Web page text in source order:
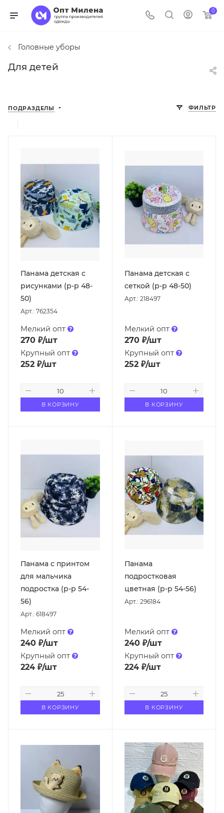
0
Головные уборы
Для детей
ПОДРАЗДЕЛЫ ФИЛЬТР
Панама детская с
рисунками (р-р 48-
50)
Арт.: 762354
Мелкий опт
270 ₽/шт
Крупный опт
252 ₽/шт
В КОРЗИНУ
Панама детская с
сеткой (р-р 48-50)
Арт.: 218497
Мелкий опт
270₽/шт
Крупный опт
252₽/шт
В КОРЗИНУ
Панама с принтом
для мальчика
подростка (р-р 54-
56)
Арт.: 618497
Мелкий опт
240 ₽/шт
Крупный опт
224 ₽/шт
В КОРЗИНУ
Панама
подростковая
цветная (р-р 54-56)
Арт.: 296184
Мелкий опт
240₽/шт
Крупный опт
224₽/шт
В КОРЗИНУ